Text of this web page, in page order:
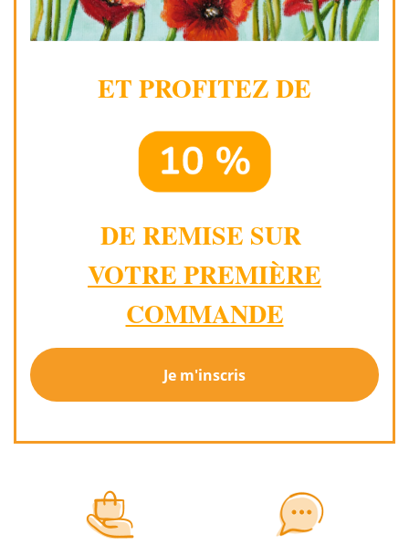
ET PROFITEZ DE
DE REMISE SUR
VOTRE PREMIÈRE
COMMANDE
Je m'inscris